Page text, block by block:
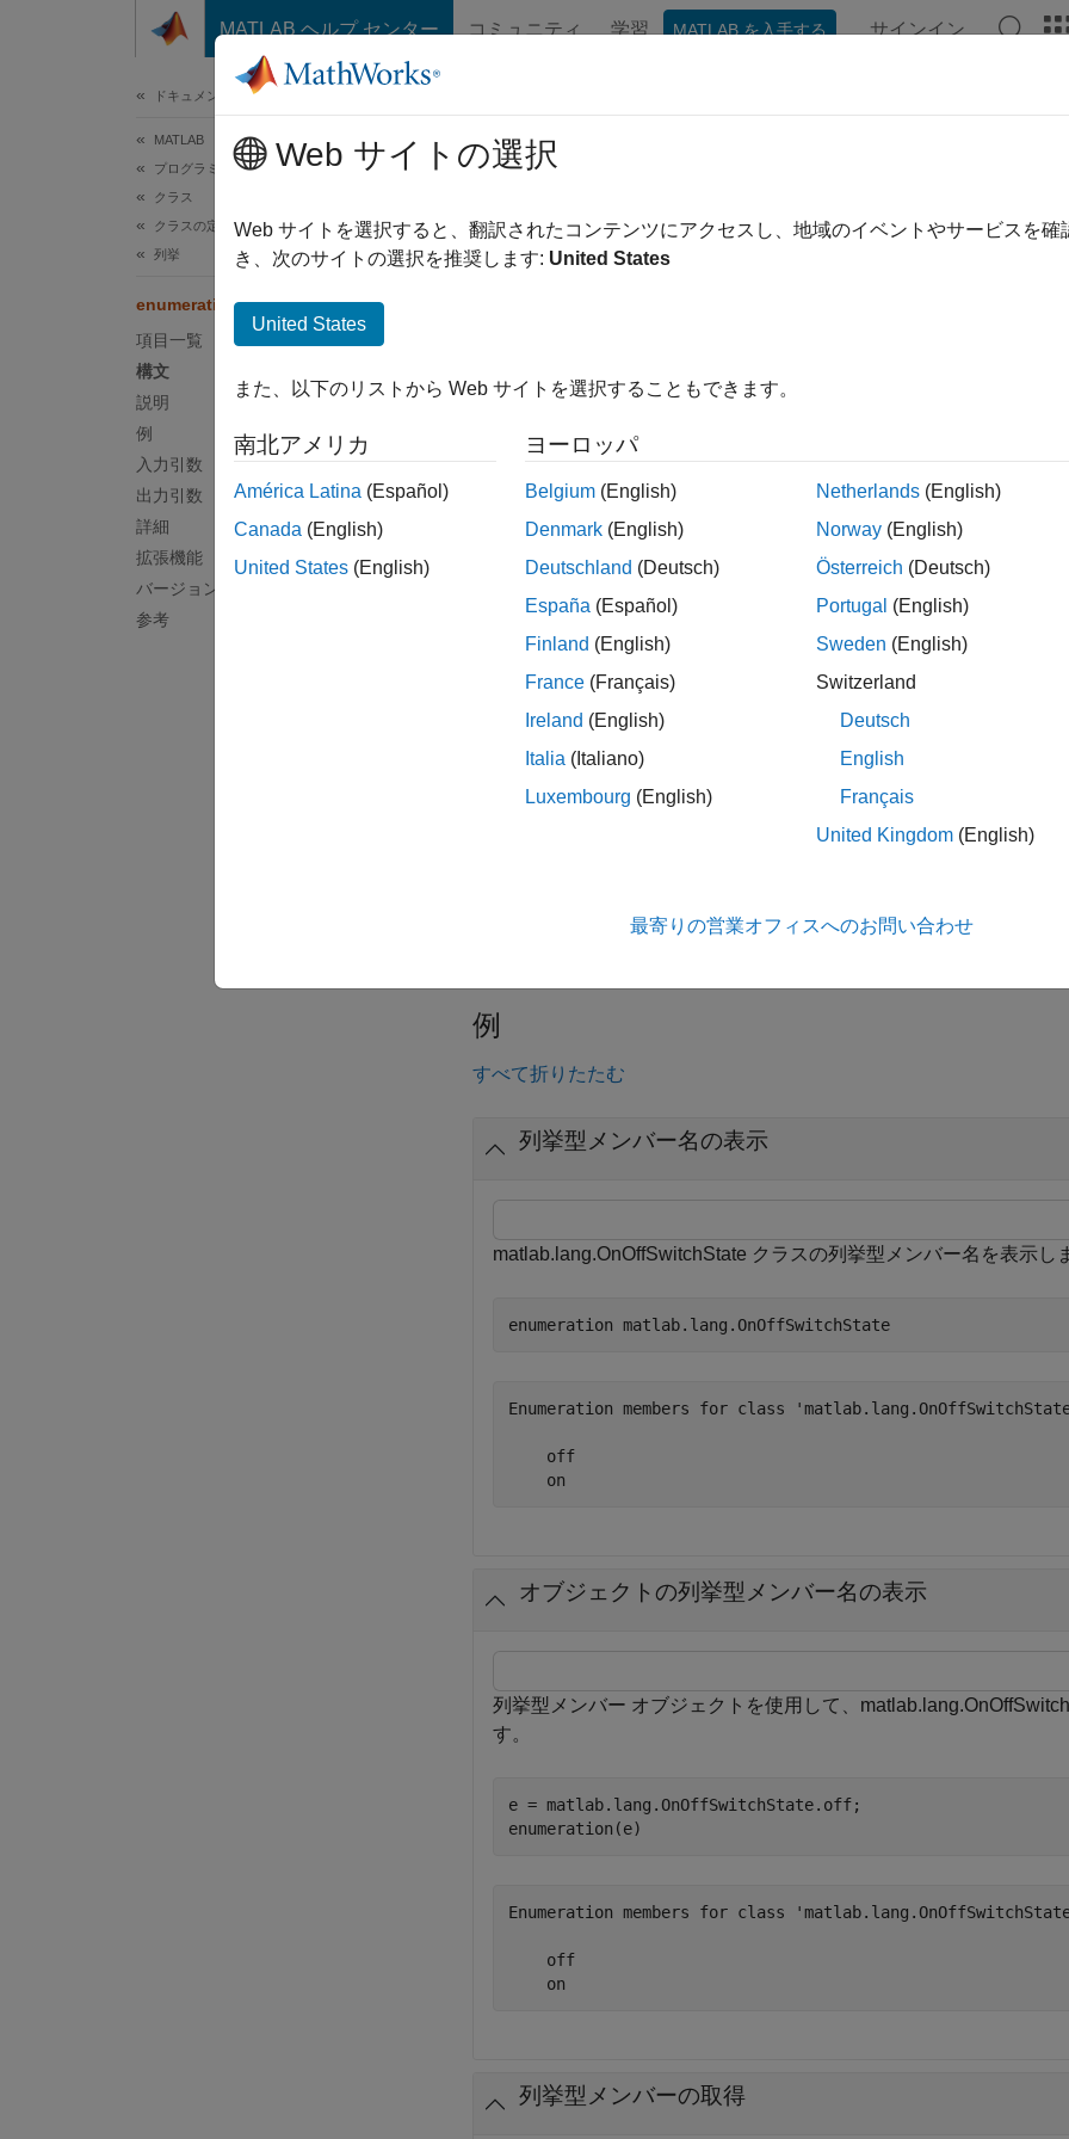
コンテンツへスキップ
MATLAB ヘルプ センター コミュニティ 学習 MATLAB を入手する サインイン
ドキュメンテーションのホーム
MATLAB
プログラミング
クラス
クラスの定義
列挙
enumeration
項目一覧
構文
説明
例
入力引数
出力引数
詳細
拡張機能
バージョン履歴
参考
enumeration
クラスの列挙型メンバーと名前
enumeration(obj)
[m,s] = enumeration(
説明
enumerationClassNameは、 という名前の MATLAB クラ
enumeration(obj)は、obj のクラスの列挙型メンバーの名前を表示し
= enumeration(___ に列挙型メンバーを返します
例
すべて折りたたむ
列挙型メンバー名の表示
matlab.lang.OnOffSwitchState クラスの列挙型メンバー名を表示し
enumeration matlab.lang.OnOffSwitchState
Enumeration members for class
    off
オブジェクトの列挙型メンバー名の表示
列挙型メンバー オブジェクトを使用して、
す。
e = matlab.lang.OnOffSwitchState.off;
enumeration(e)
Enumeration members for class
    off
列挙型メンバーの取得
Web サイトの選択
Web サイトを選択すると、翻訳されたコンテンツにアクセスし、地域のイベントやサービスを
き、次のサイトの選択を推奨します: United States
United States
また、以下のリストから Web サイトを選択することもできます。
南北アメリカ
América Latina (Español)
Canada (English)
United States (English)
ヨーロッパ
Belgium (English)
Denmark (English)
Deutschland (Deutsch)
España (Español)
Finland (English)
France (Français)
Ireland (English)
Italia (Italiano)
Luxembourg (English)
Netherlands (English)
Norway (English)
Österreich (Deutsch)
Portugal (English)
Sweden (English)
Switzerland
Deutsch
English
Français
United Kingdom (English)
最寄りの営業オフィスへのお問い合わせ